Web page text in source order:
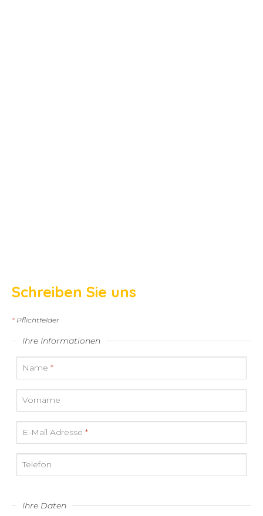
Schreiben Sie uns
* Pflichtfelder
Ihre Informationen
Name *
Vorname
E-Mail Adresse *
Telefon
Ihre Daten